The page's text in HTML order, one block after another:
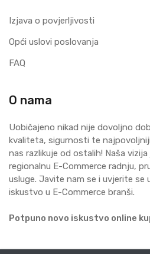
Izjava o povjerljivosti
Opći uslovi poslovanja
FAQ
O nama
Uobičajeno nikad nije dovoljno
kvaliteta, sigurnosti te
nas razlikuje od ostalih! Naša
regionalnu E-Commerce radnju,
usluge. Javite nam se i uvjerite se
iskustvo u E-Commerce branši.
Potpuno novo iskustvo online